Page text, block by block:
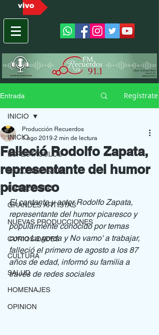
vivo
Entrada Regístrate
INICIO
ESPECTACULOS
RECUERDOS FM
ENTREVISTAS
GRANDES ARTISTAS
NUEVAS PRODUCCIONES
CURIOSIDADES
CULTURA
SALUD
HOMENAJES
OPINION
INICIO
Falleció Rodolfo Zapata,
representante del humor
picaresco
Producción Recuerdos
1 ago 2019 2 min de lectura
El cantante y actor Rodolfo Zapata,
representante del humor picaresco y
popularmente conocido por temas
como La gorda y No vamo' a trabajar,
falleció el primero de agosto a los 87
años de edad, informó su familia a
través de redes sociales